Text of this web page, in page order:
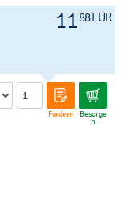
1188 EUR
Fordern Besorge
n